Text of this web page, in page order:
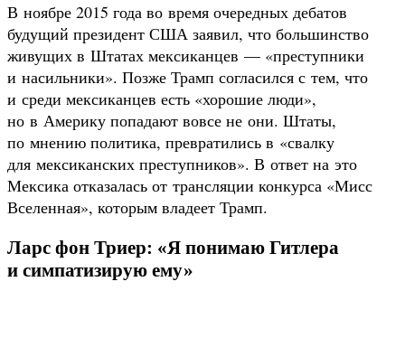
В ноябре 2015 года во время очередных дебатов
будущий президент США заявил, что большинство
живущих в Штатах мексиканцев — «преступники
и насильники». Позже Трамп согласился с тем, что
и среди мексиканцев есть «хорошие люди»,
но в Америку попадают вовсе не они. Штаты,
по мнению политика, превратились в «свалку
для мексиканских преступников». В ответ на это
Мексика отказалась от трансляции конкурса «Мисс
Вселенная», которым владеет Трамп.
Ларс фон Триер: «Я понимаю Гитлера
и симпатизирую ему»